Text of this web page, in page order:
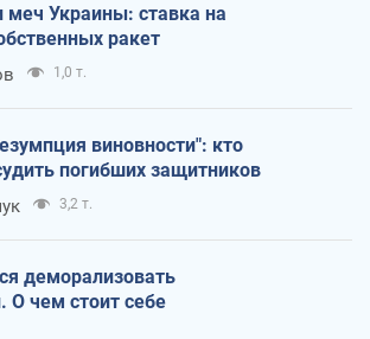
Украины: ставка на
ракет
1,0 т.
виновности": кто
погибших защитников
3,2 т.
деморализовать
О чем стоит себе